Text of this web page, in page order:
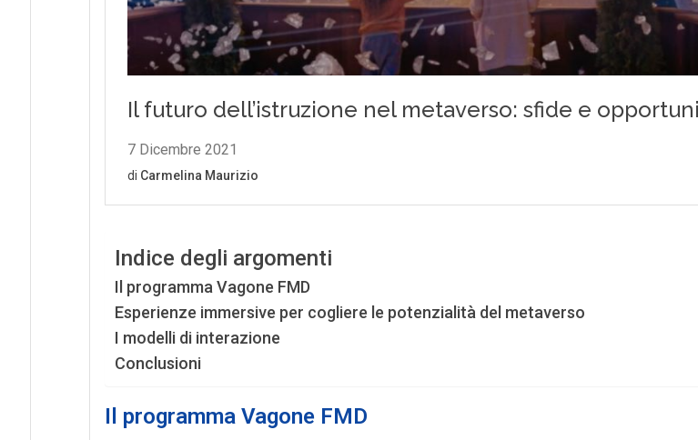
Indice degli argomenti
Il programma Vagone FMD
Esperienze immersive per cogliere le potenzialità del metaverso
I modelli di interazione
Conclusioni
Il programma Vagone FMD